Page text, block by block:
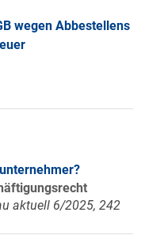
wegen Abbestellens
aktuell 6/2025, 242